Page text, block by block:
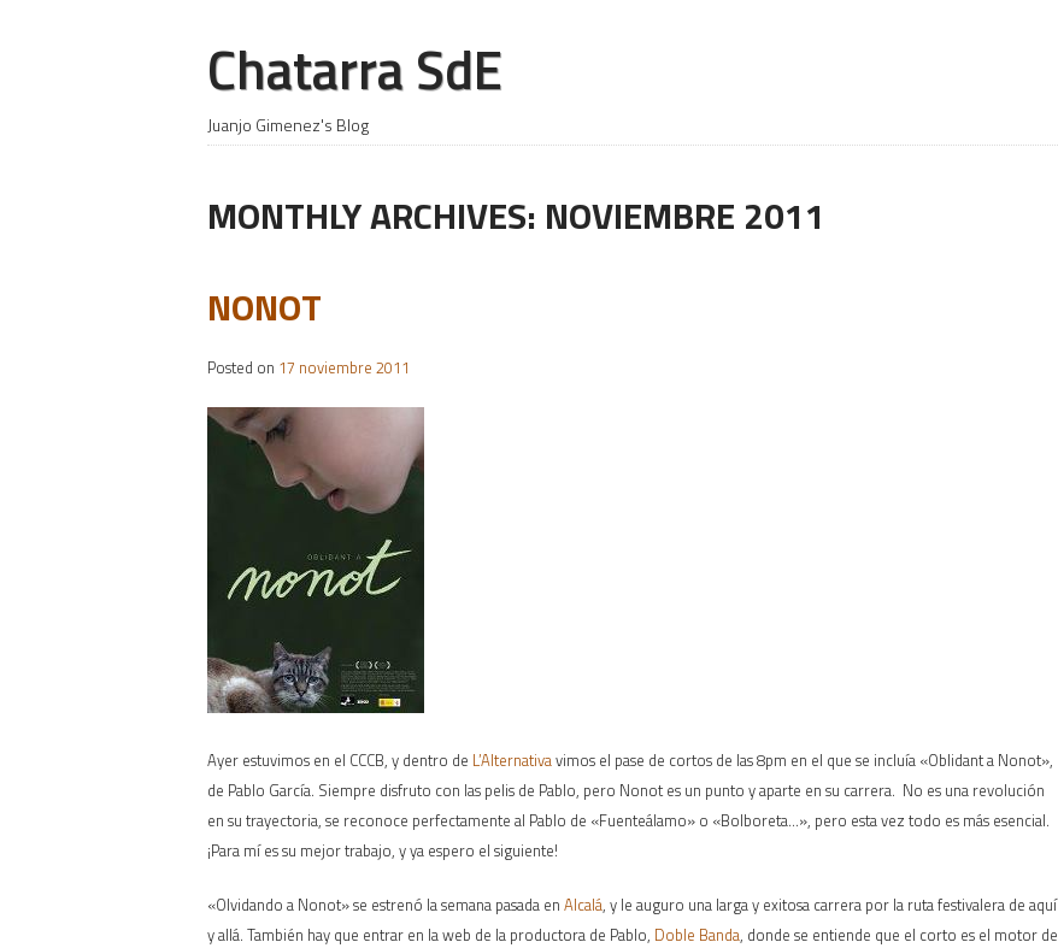
Chatarra SdE
Juanjo Gimenez's Blog
MONTHLY ARCHIVES: NOVIEMBRE 2011
NONOT
Posted on 17 noviembre 2011
Ayer estuvimos en el CCCB, y dentro de L’Alternativavimos el pase de cortos de las 8pm en el que se incluía «Oblidant a Nonot»,
de Pablo García. Siempre disfruto con las pelis de Pablo, pero Nonot es un punto y aparte en su carrera. No es una revolución
en su trayectoria, se reconoce perfectamente al Pablo de «Fuenteálamo» o «Bolboreta…», pero esta vez todo es más esencial.
¡Para mí es su mejor trabajo, y ya espero el siguiente!
«Olvidando a Nonot» se estrenó la semana pasada en Alcalá, y le auguro una larga y exitosa carrera por la ruta festivalera de aquí
y allá. También hay que entrar en la web de la productora de Pablo, Doble Banda, donde se entiende que el corto es el motor de